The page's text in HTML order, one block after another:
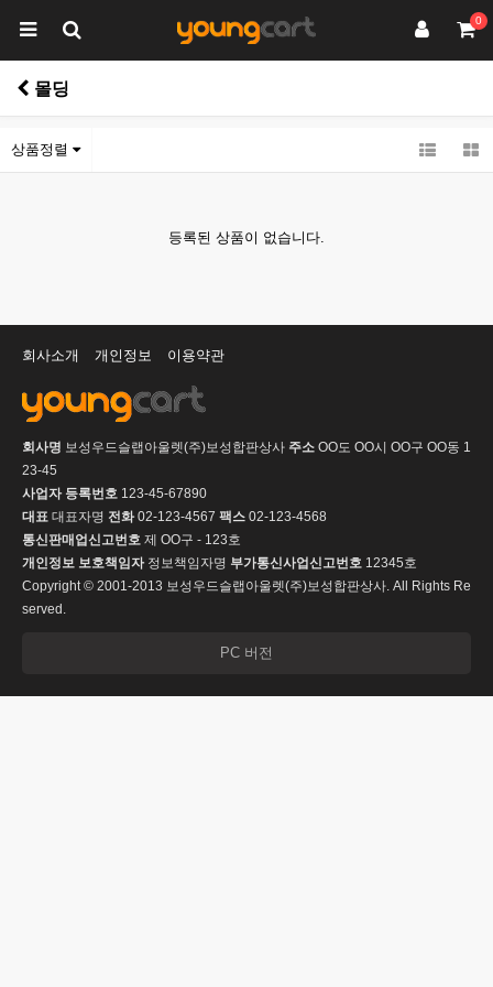
0
몰딩
상품정렬
등록된 상품이 없습니다.
회사소개 개인정보 이용약관
회사명 보성우드슬랩아울렛(주)보성합판상사 주소 OO도 OO시 OO구 OO동 1
23-45
사업자 등록번호 123-45-67890
대표 대표자명 전화02-123-4567 팩스 02-123-4568
통신판매업신고번호 제 OO구 - 123호
개인정보 보호책임자정보책임자명 부가통신사업신고번호 12345호
Copyright © 2001-2013 보성우드슬랩아울렛(주)보성합판상사. All Rights Re
served.
PC 버전